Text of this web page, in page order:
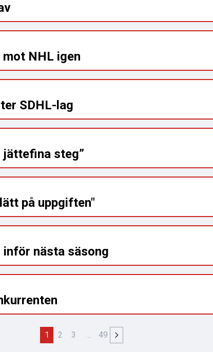
NHL igen
SDHL-lag
jättefina steg”
på uppgiften"
nästa säsong
1 2 3 … 49